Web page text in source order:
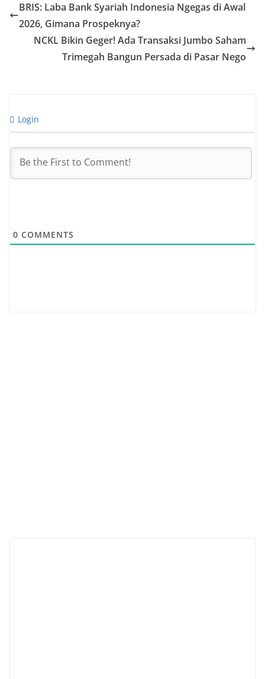
BRIS: Laba Bank Syariah Indonesia Ngegas di Awal
2026, Gimana Prospeknya?
NCKL Bikin Geger! Ada Transaksi Jumbo Saham
Trimegah Bangun Persada di Pasar Nego
Login
0 COMMENTS